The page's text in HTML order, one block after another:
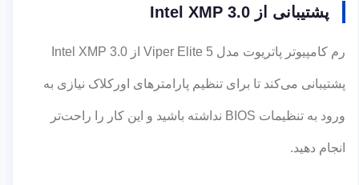
پشتیبانی از Intel XMP 3.0
رم کامپیوتر پاتریوت مدل Viper Elite 5 از Intel XMP 3.0
پشتیبانی می‌کند تا برای تنظیم پارامترهای اورکلاک نیازی به
ورود به تنظیمات BIOS نداشته باشید و این کار را راحت‌تر
انجام دهید.